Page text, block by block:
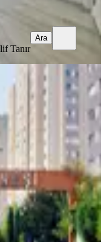
Tanır
Ara
Satılık
05.08.2026
Kurtulmuş